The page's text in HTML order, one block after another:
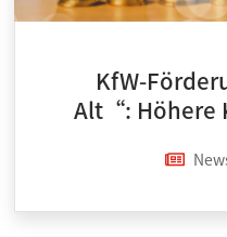
KfW-
Alt“: Höhere